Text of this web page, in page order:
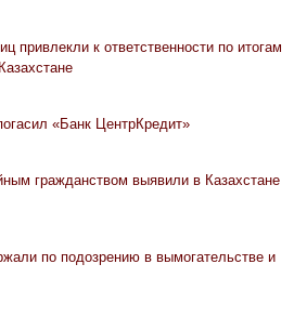
привлекли к ответственности по итогам
«Банк ЦентрКредит»
гражданством выявили в Казахстане
по подозрению в вымогательстве и